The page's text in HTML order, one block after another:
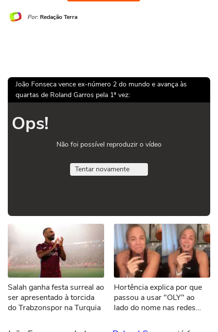
Por: Redação Terra
João Fonseca vence ex-número 2 do mundo e avança às
quartas de Roland Garros pela 1ª vez:
Ops!
Não foi possível reproduzir o vídeo
Tentar novamente
Salah ganha festa surreal ao
ser apresentado à torcida
do Trabzonspor na Turquia
Hortência explica por que
passou a usar "OLY" ao
lado do nome nas redes